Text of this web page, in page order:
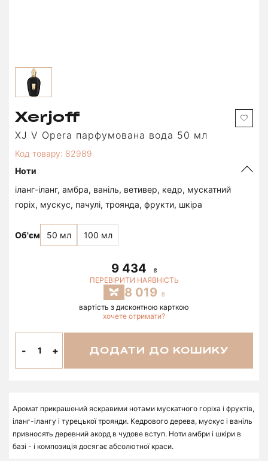
Xerjoff
XJ V Opera парфумована вода 50 мл
Код товару: 82989
Ноти
іланг-іланг, амбра, ваніль, ветивер, кедр, мускатний
горіх, мускус, пачулі, троянда, фрукти, шкіра
Об'єм 50 мл 100 мл
9 434
ПЕРЕВІРИТИ НАЯВНІСТЬ
8 019
вартість з дисконтною карткою
хочете отримати?
- + ДОДАТИ ДО КОШИКУ
Аромат прикрашений яскравими нотами мускатного горіха і фруктів,
іланг-ілангу і турецької троянди. Кедрового дерева, мускус і ваніль
привносять деревний акорд в чудове вступ. Ноти амбри і шкіри в
базі - і композиція досягає абсолютної краси.